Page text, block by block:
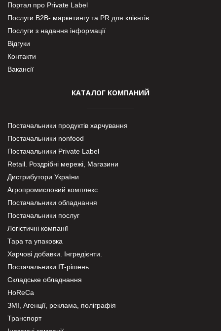
Портал про Private Label
Послуги В2В- маркетингу та PR для клієнтів
Послуги з надання інформації
Відгуки
Контакти
Вакансії
КАТАЛОГ КОМПАНИЙ
Постачальники продуктів харчування
Постачальники nonfood
Постачальники Private Label
Retail. Роздрібні мережі, Магазини
Дистрибутори України
Агропромисловий комплекс
Постачальники обладнання
Постачальники послуг
Логістичні компанії
Тара та упаковка
Харчові добавки. Інгредієнти.
Постачальники IT-рішень
Складське обладнання
HoReCa
ЗМІ, Агенції, реклама, поліграфія
Транспорт